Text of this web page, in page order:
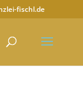
fischl.de